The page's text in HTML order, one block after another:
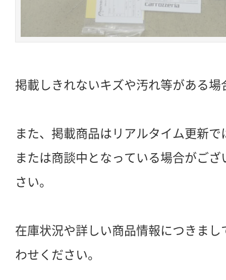
掲載しきれないキズや汚れ等がある場
また、掲載商品はリアルタイム更新
または商談中となっている場合がご
さい。
在庫状況や詳しい商品情報につきま
わせください。